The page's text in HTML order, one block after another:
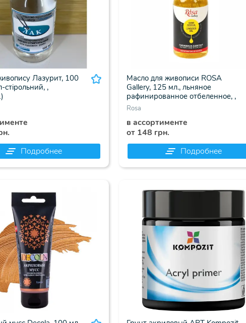
Лазурит, 100
стірольний, ,
Подробнее
Масло для живописи ROSA
Gallery, 125 мл., льняное
рафинированное отбеленное, ,
(75400125)
Rosa
в ассортименте
от 148 грн.
Подробнее